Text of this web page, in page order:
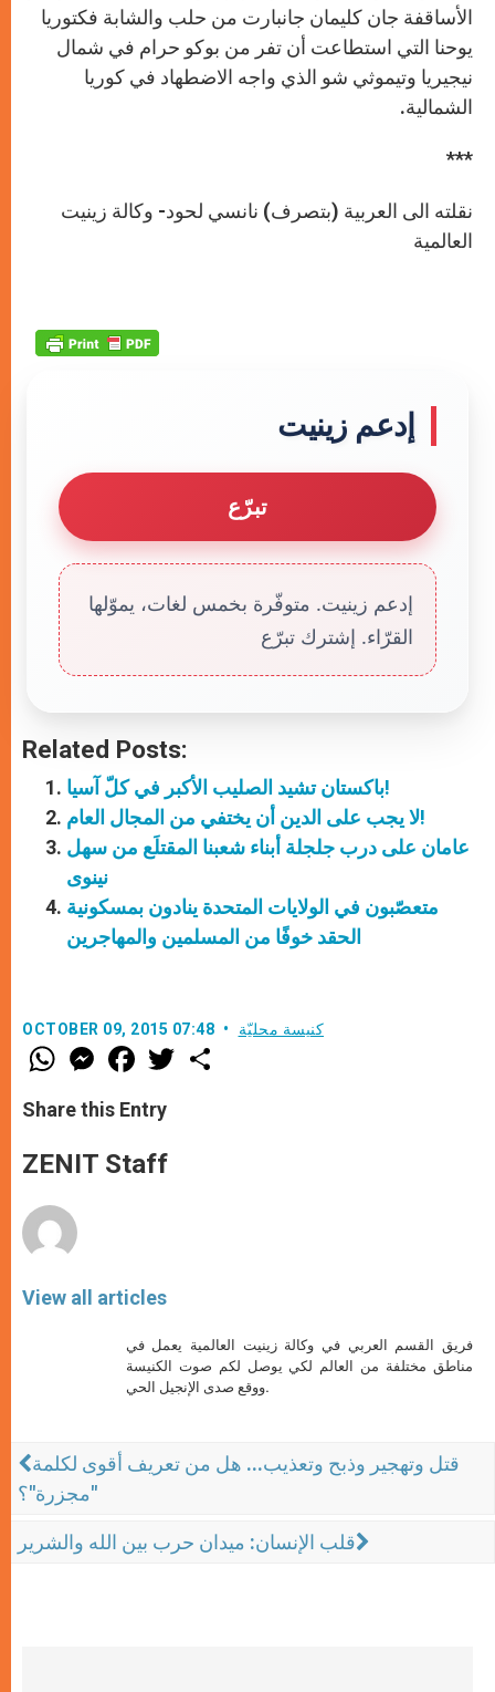
الأساقفة جان كليمان جانبارت من حلب والشابة فكتوريا
يوحنا التي استطاعت أن تفر من بوكو حرام في شمال
نيجيريا وتيموثي شو الذي واجه الاضطهاد في كوريا
الشمالية.
***
نقلته الى العربية (بتصرف) نانسي لحود- وكالة زينيت
العالمية
إدعم زينيت
تبرّع
إدعم زينيت. متوفّرة بخمس لغات، يموّلها
القرّاء. إشترك تبرّع
Related Posts:
باكستان تشيد الصليب الأكبر في كلّ آسيا!
لا يجب على الدين أن يختفي من المجال العام!
عامان على درب جلجلة أبناء شعبنا المقتلَع من سهل
نينوى
متعصّبون في الولايات المتحدة ينادون بمسكونية
الحقد خوفًا من المسلمين والمهاجرين
OCTOBER 09, 2015 07:48 كنيسة محليّة
W
h
t
s
p
p
M
e
s
e
g
e
F
a
e
b
o
k
w
Share this Entry
ZENIT Staff
View all articles
فريق القسم العربي في وكالة زينيت العالمية يعمل في
مناطق مختلفة من العالم لكي يوصل لكم صوت الكنيسة
ووقع صدى الإنجيل الحي.
قتل وتهجير وذبح وتعذيب... هل من تعريف أقوى لكلمة
"مجزرة"؟
قلب الإنسان: ميدان حرب بين الله والشرير